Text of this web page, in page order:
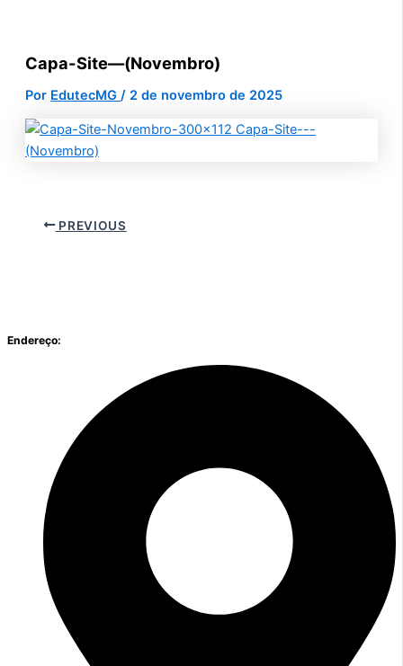
Capa-Site—(Novembro)
Por EdutecMG / 2 de novembro de 2025
PREVIOUS
Endereço: